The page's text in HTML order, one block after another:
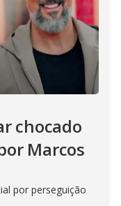
chocado
Marcos
por perseguição